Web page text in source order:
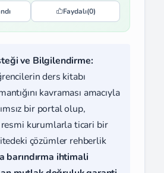
Faydalı(0)
ve Bilgilendirme:
ders kitabı
kavraması amacıyla
bir portal olup,
resmi kurumlarla ticari bir
çözümler rehberlik
barındırma ihtimali